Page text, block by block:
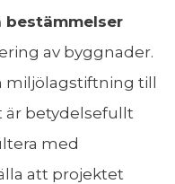
bestämmelser
av byggnader.
miljölagstiftning till
är betydelsefullt
med
att projektet